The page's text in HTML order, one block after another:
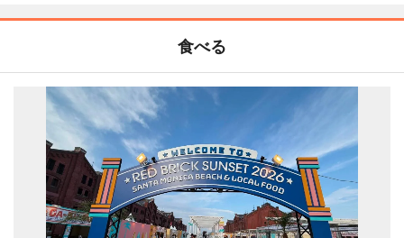
食べる